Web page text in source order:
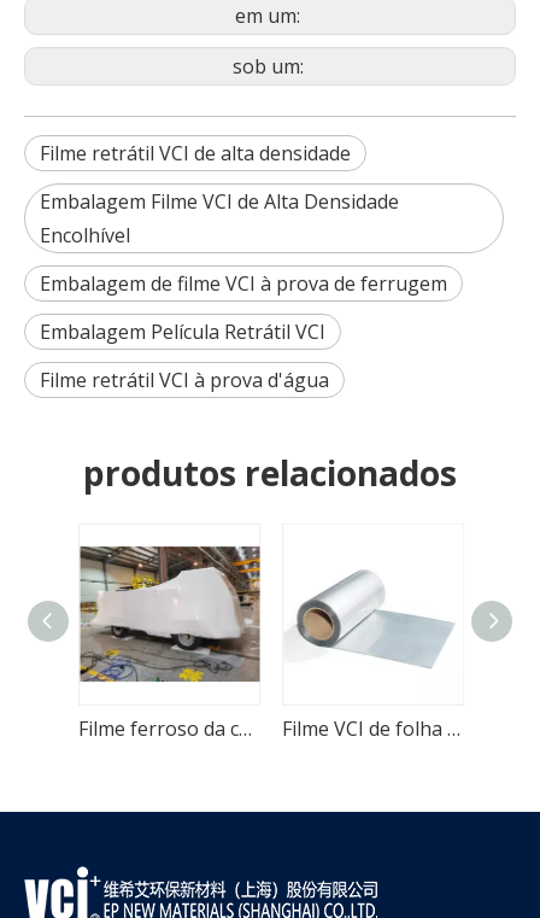
em um:
sob um:
Filme retrátil VCI de alta densidade
Embalagem Filme VCI de Alta Densidade
Encolhível
Embalagem de filme VCI à prova de ferrugem
Embalagem Película Retrátil VCI
Filme retrátil VCI à prova d'água
produtos relacionados
Filme ferroso da corrosão VCI do psiquiatra térmico anti Filme VCI de folha de alumínio multimetálico de alta densidade